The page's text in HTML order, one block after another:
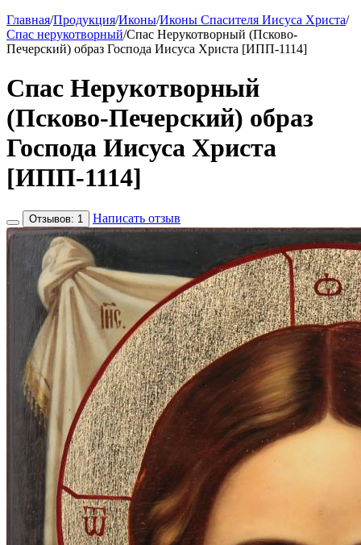
Главная/Продукция/Иконы/Иконы Спасителя Иисуса Христа/
Спас нерукотворный/Спас Нерукотворный (Псково-
Печерский) образ Господа Иисуса Христа [ИПП-1114]
Спас Нерукотворный
(Псково-Печерский) образ
Господа Иисуса Христа
[ИПП-1114]
Отзывов: 1 Написать отзыв